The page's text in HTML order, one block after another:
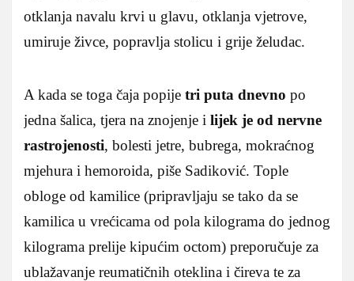
otklanja navalu krvi u glavu, otklanja vjetrove,
umiruje živce, popravlja stolicu i grije želudac.
A kada se toga čaja popije tri puta dnevno po
jedna šalica, tjera na znojenje i lijek je od nervne
rastrojenosti, bolesti jetre, bubrega, mokraćnog
mjehura i hemoroida, piše Sadiković. Tople
obloge od kamilice (pripravljaju se tako da se
kamilica u vrećicama od pola kilograma do jednog
kilograma prelije kipućim octom) preporučuje za
ublažavanje reumatičnih oteklina i čireva te za